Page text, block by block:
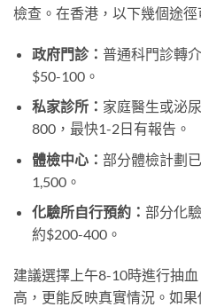
檢查。在香港，以下幾個途徑
政府門診： 普通科門診轉
$50-100。
私家診所： 家庭醫生或泌
800，最快1-2日有報告。
體檢中心： 部分體檢計劃
1,500。
化驗所自行預約： 部分化
約$200-400。
建議選擇上午8-10時進行抽
高，更能反映真實情況。如